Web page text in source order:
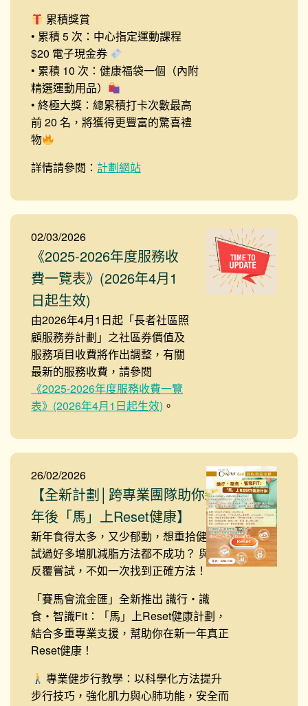
累積獎賞
• 累積 5 次：中心指定運動課程
$20 電子現金券
• 累積 10 次：健康福袋一個（內附
精選運動用品）
• 終極大獎：總累積打卡次數最高
前 20 名，將獲得更豐富的驚喜禮
物
詳情請參閱： 計劃網站
02/03/2026
《2025-2026年度服務收
費一覽表》(2026年4月1
日起生效)
由2026年4月1日起「長者社區照
顧服務券計劃」之社區券價值及
服務項目收費將作出調整，有關
最新的服務收費，請參閱
《2025-2026年度服務收費一覽
表》(2026年4月1日起生效) 。
26/02/2026
【全新計劃│跨專業團隊助你新
年後「馬」上Reset健康】
新年食得太多，又少郁動，想重拾健康？
試過好多增肌減脂方法都不成功？ 與其
反覆嘗試，不如一次找到正確方法！
「賽馬會流金匯」全新推出 識行・識
食・智識Fit：「馬」上Reset健康計劃 ，
結合多重專業支援，幫助你在新一年真正
Reset健康！
專業健步行教學：以科學化方法提升
步行技巧，強化肌力與心肺功能，安全而